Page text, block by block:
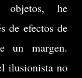
objetos, he
de efectos de
un margen.
ilusionista no